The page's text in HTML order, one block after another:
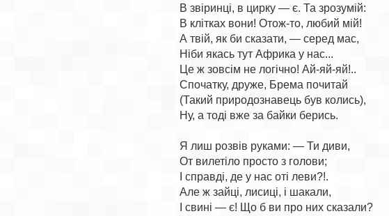
В звіринці, в цирку — є. Та зрозумій:
В клітках вони! Отож-то, любий мій!
А твій, як би сказати, — серед мас,
Ніби якась тут Африка у нас...
Це ж зовсім не логічно! Ай-яй-яй!..
Спочатку, друже, Брема почитай
(Такий природознавець був колись),
Ну, а тоді вже за байки берись.
Я лиш розвів руками: — Ти диви,
От вилетіло просто з голови;
І справді, де у нас оті леви?!.
Але ж зайці, лисиці, і шакали,
І свині — є! Що б ви про них сказали?